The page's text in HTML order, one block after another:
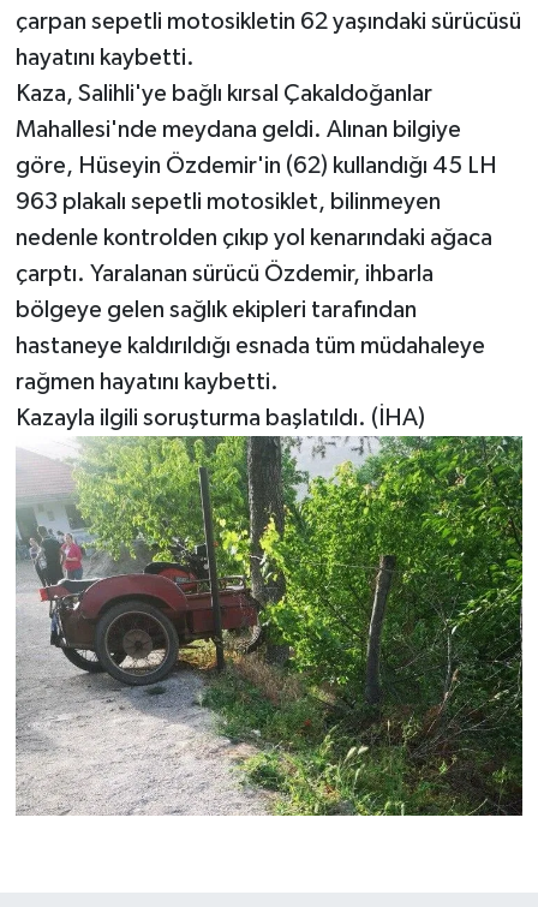
çarpan sepetli motosikletin 62 yaşındaki sürücüsü
hayatını kaybetti.
Kaza, Salihli'ye bağlı kırsal Çakaldoğanlar
Mahallesi'nde meydana geldi. Alınan bilgiye
göre, Hüseyin Özdemir'in (62) kullandığı 45 LH
963 plakalı sepetli motosiklet, bilinmeyen
nedenle kontrolden çıkıp yol kenarındaki ağaca
çarptı. Yaralanan sürücü Özdemir, ihbarla
bölgeye gelen sağlık ekipleri tarafından
hastaneye kaldırıldığı esnada tüm müdahaleye
rağmen hayatını kaybetti.
Kazayla ilgili soruşturma başlatıldı. (İHA)